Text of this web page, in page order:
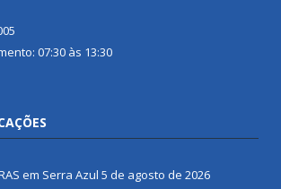
07:30 às 13:30
em Serra Azul 5 de agosto de 2026